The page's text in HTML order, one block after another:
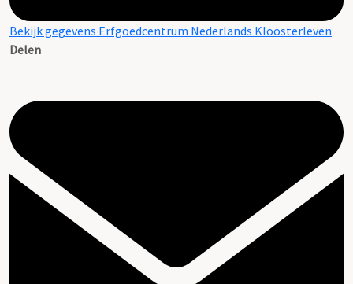
Bekijk gegevens Erfgoedcentrum Nederlands Kloosterleven
Delen